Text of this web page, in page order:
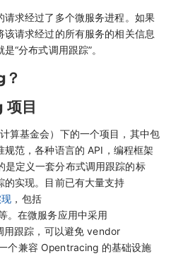
求经过了多个微服务进程。如果
请求经过的所有服务的相关信息
“分布式调用跟踪”。
目
计算基金会）下的一个项目，其中包
范，各种语言的 API，编程框架
定义一套分布式调用跟踪的标
的实现。目前已有大量支持
，包括
在微服务应用中采用
跟踪，可以避免 vendor
个兼容 Opentracing 的基础设施